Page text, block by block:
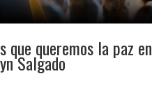
que queremos la paz en
Salgado